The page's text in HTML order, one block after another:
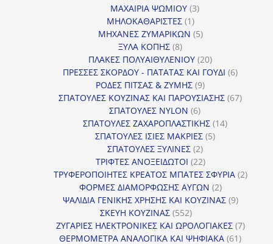
προϊόν
ΜΑΧΑΙΡΙΑ ΨΩΜΙΟΥ 33
ΜΗΛΟΚΑΘΑΡΙΣΤΕΣ 11
προϊόν
ΜΗΧΑΝΕΣ ΖΥΜΑΡΙΚΩΝ 55
ΞΥΛΑ ΚΟΠΗΣ 88
προϊόντα
ΠΛΑΚΕΣ ΠΟΛΥΑΙΘΥΛΕΝΙΟΥ 2020
προϊόντα
ΠΡΕΣΣΕΣ ΣΚΟΡΔΟΥ - ΠΑΤΑΤΑΣ ΚΑΙ ΓΟΥΔΙ 66
ΡΟΔΕΣ ΠΙΤΣΑΣ & ΖΥΜΗΣ 99
προϊόντα
ΣΠΑΤΟΥΛΕΣ ΚΟΥΖΙΝΑΣ ΚΑΙ ΠΑΡΟΥΣΙΑΣΗΣ 6767
ΣΠΑΤΟΥΛΕΣ NYLON 66
προϊόντα
ΣΠΑΤΟΥΛΕΣ ΖΑΧΑΡΟΠΛΑΣΤΙΚΗΣ 1414
ΣΠΑΤΟΥΛΕΣ ΙΣΙΕΣ ΜΑΚΡΙΕΣ 55
ΣΠΑΤΟΥΛΕΣ ΞΥΛΙΝΕΣ 22
προϊόντα
ΤΡΙΦΤΕΣ ΑΝΟΞΕΙΔΩΤΟΙ 2222
προϊόντα
ΤΡΥΦΕΡΟΠΟΙΗΤΕΣ ΚΡΕΑΤΟΣ ΜΠΑΤΕΣ ΣΦΥΡΙΑ 22
ΦΟΡΜΕΣ ΔΙΑΜΟΡΦΩΣΗΣ ΑΥΓΩΝ 22
προϊόντα
ΨΑΛΙΔΙΑ ΓΕΝΙΚΗΣ ΧΡΗΣΗΣ ΚΑΙ ΚΟΥΖΙΝΑΣ 99
ΣΚΕΥΗ ΚΟΥΖΙΝΑΣ 552552
προϊόντα
ΖΥΓΑΡΙΕΣ ΗΛΕΚΤΡΟΝΙΚΕΣ ΚΑΙ ΩΡΟΛΟΓΙΑΚΕΣ 77
ΘΕΡΜΟΜΕΤΡΑ ΑΝΑΛΟΓΙΚΑ ΚΑΙ ΨΗΦΙΑΚΑ 6161